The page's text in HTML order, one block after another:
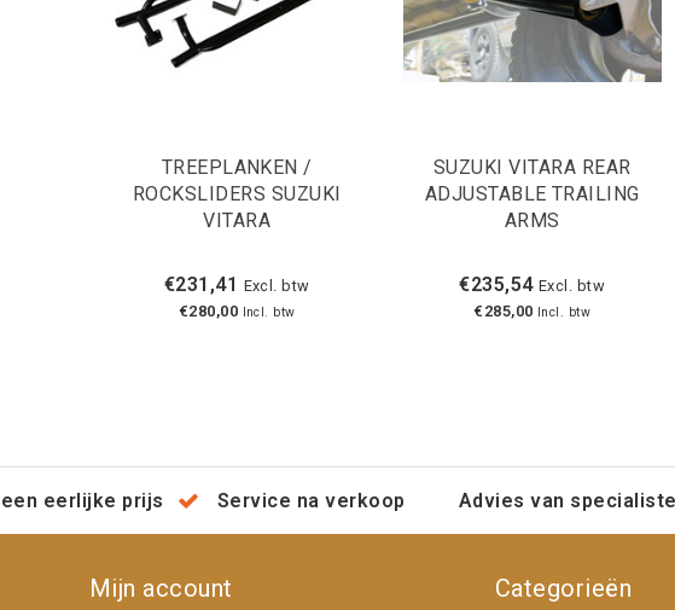
TREEPLANKEN /
ROCKSLIDERS SUZUKI
VITARA
€231,41 Excl. btw
€280,00
Incl. btw
SUZUKI VITARA REAR
ADJUSTABLE TRAILING
ARMS
€235,54 Excl. btw
€285,00
Incl. btw
eerlijke prijs Service na verkoop Advies van
Mijn account Categorieën